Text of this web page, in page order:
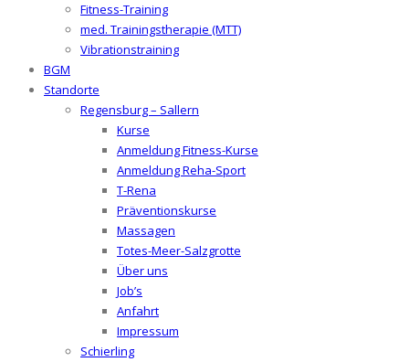
Fitness-Training
med. Trainingstherapie (MTT)
Vibrationstraining
BGM
Standorte
Regensburg – Sallern
Kurse
Anmeldung Fitness-Kurse
Anmeldung Reha-Sport
T-Rena
Präventionskurse
Massagen
Totes-Meer-Salzgrotte
Über uns
Job’s
Anfahrt
Impressum
Schierling